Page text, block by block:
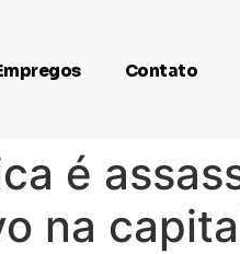
Contato
é
na